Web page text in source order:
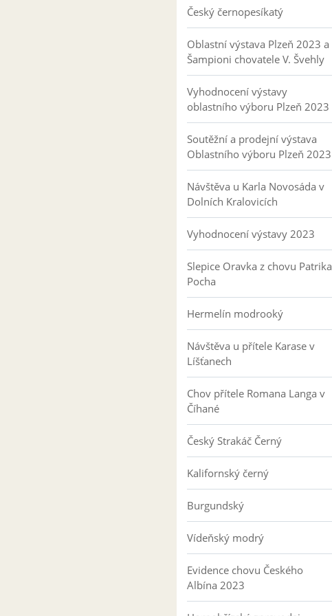
Český černopesíkatý
Oblastní výstava Plzeň 2023 a
Šampioni chovatele V. Švehly
Vyhodnocení výstavy
oblastního výboru Plzeň 2023
Soutěžní a prodejní výstava
Oblastního výboru Plzeň 2023
Návštěva u Karla Novosáda v
Dolních Kralovicích
Vyhodnocení výstavy 2023
Slepice Oravka z chovu Patrika
Pocha
Hermelín modrooký
Návštěva u přítele Karase v
Líšťanech
Chov přítele Romana Langa v
Číhané
Český Strakáč Černý
Kalifornský černý
Burgundský
Vídeňský modrý
Evidence chovu Českého
Albína 2023